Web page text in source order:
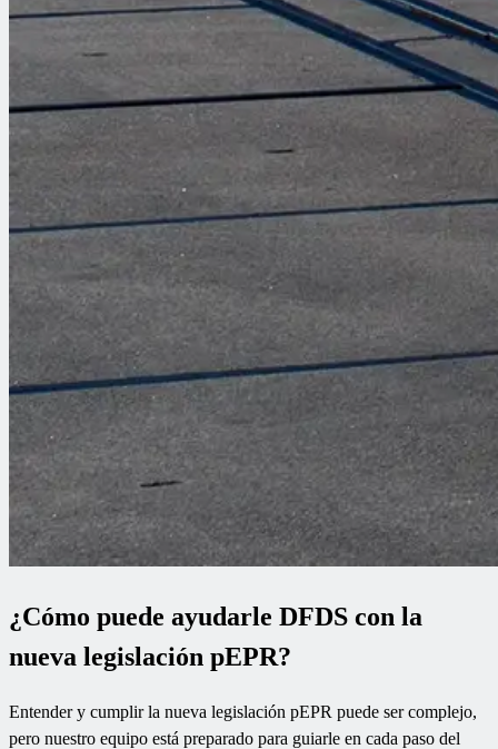
¿Cómo puede ayudarle DFDS con la
nueva legislación pEPR?
Entender y cumplir la nueva legislación pEPR puede ser complejo,
pero nuestro equipo está preparado para guiarle en cada paso del